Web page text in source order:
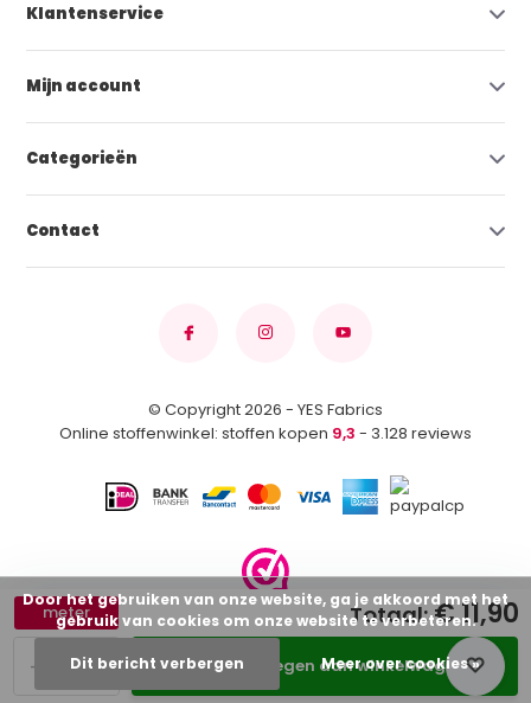
+
-
meter
Toevoegen aan winkelwagen
Totaal:€ 11,90
Klantenservice
Mijn account
Categorieën
Contact
© Copyright 2026 - YES Fabrics
Online stoffenwinkel: stoffen kopen 9,3 - 3.128 reviews
Door het gebruiken van onze website, ga je akkoord met het
gebruik van cookies om onze website te verbeteren.
Dit bericht verbergen Meer over cookies »